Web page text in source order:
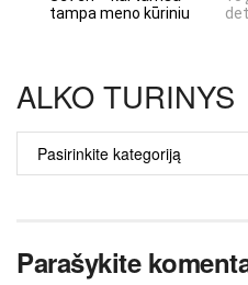
tampa meno kūriniu
ALKO TURINYS
TURINYS
Parašykite